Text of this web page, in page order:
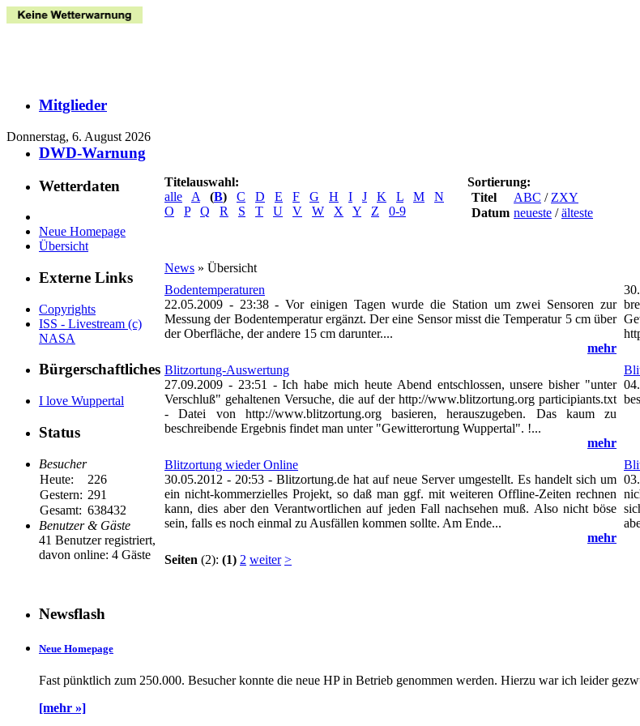
Mitglieder
Donnerstag, 6. August 2026
DWD-Warnung
Wetterdaten
Neue Homepage
Übersicht
Externe Links
Copyrights
ISS - Livestream (c)
NASA
Bürgerschaftliches
I love Wuppertal
Status
Besucher
Heute:
226
Gestern: 291
Gesamt: 638432
Benutzer & Gäste
41 Benutzer registriert,
davon online: 4 Gäste
Titelauswahl:
alle
A (B) C D E F G H I J K L M
N
O
P Q R S T U V W X Y Z 0-9
Sortierung:
Titel
ABC / ZXY
Datum neueste /älteste
News » Übersicht
Bodentemperaturen
22.05.2009 - 23:38-Vor einigen Tagen wurde die Station um zwei Sensoren zur
Messung der Bodentemperatur ergänzt. Der eine Sensor misst die Temperatur 5 cm über
der Oberfläche, der andere 15 cm darunter....
mehr
Blitzortung-Auswertung
27.09.2009 - 23:51 -Ich habe mich heute Abend entschlossen, unsere bisher "unter
Verschluß" gehaltenen Versuche, die auf der http://www.blitzortung.org participiants.txt
- Datei von http://www.blitzortung.org basieren, herauszugeben. Das kaum zu
beschreibende Ergebnis findet man unter "Gewitterortung Wuppertal". !...
mehr
Blitzortung wieder Online
30.05.2012 - 20:53 - Blitzortung.de hat auf neue Server umgestellt. Es handelt sich um
ein nicht-kommerzielles Projekt, so daß man ggf. mit weiteren Offline-Zeiten rechnen
kann, dies aber den Verantwortlichen auf jeden Fall nachsehen muß. Also nicht böse
sein, falls es noch einmal zu Ausfällen kommen sollte. Am Ende...
mehr
Seiten (2): (1) 2 weiter >
Newsflash
Neue Homepage
Fast pünktlich zum 250.000. Besucher konnte die neue HP in Betrieb genommen werden. Hierzu war ich leider
[mehr »]